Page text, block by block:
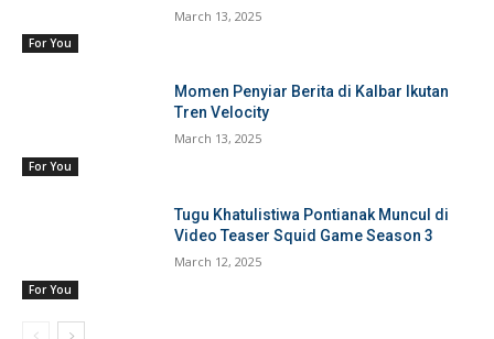
For You
March 13, 2025
For You
Momen Penyiar Berita di Kalbar Ikutan
Tren Velocity
March 13, 2025
For You
Tugu Khatulistiwa Pontianak Muncul di
Video Teaser Squid Game Season 3
March 12, 2025